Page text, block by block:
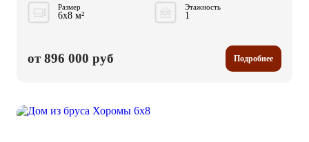
Размер
6x8 м²
Этажность
1
от 896 000 руб Подробнее